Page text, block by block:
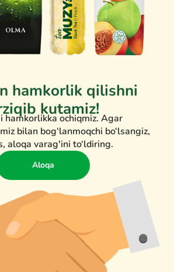
hamkorlik qilishni
kutamiz!
hamkorlikka ochiqmiz. Agar
bilan bog‘lanmoqchi bo‘lsangiz,
aloqa varag'ini to‘ldiring.
Aloqa